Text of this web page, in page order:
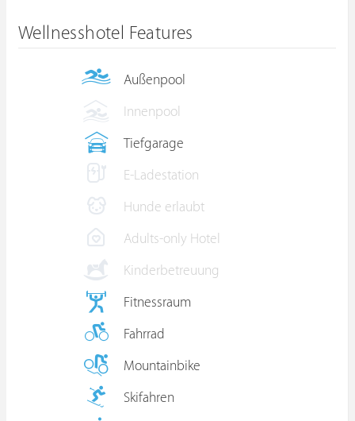
Wellnesshotel Features
Außenpool
Innenpool
Tiefgarage
E-Ladestation
Hunde erlaubt
Adults-only Hotel
Kinderbetreuung
Fitnessraum
Fahrrad
Mountainbike
Skifahren